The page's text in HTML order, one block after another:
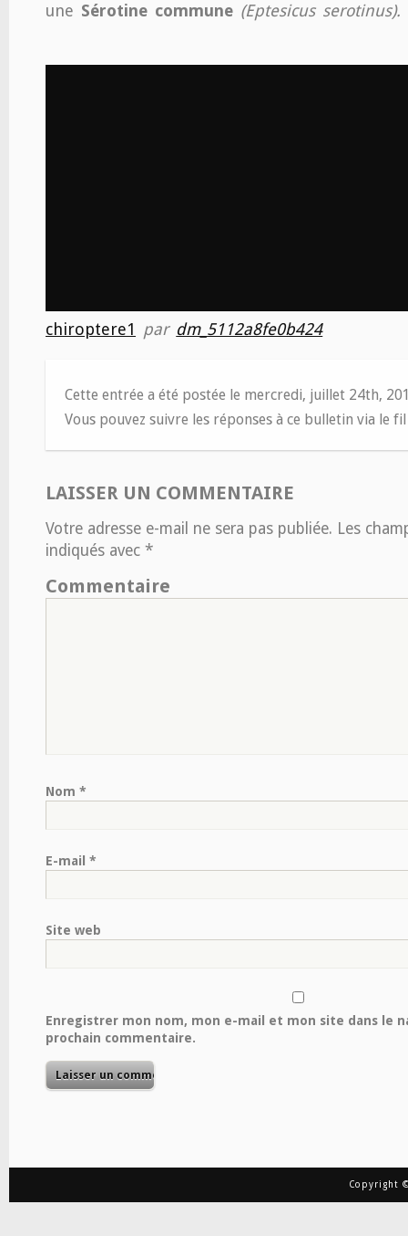
une Sérotine commune (Eptesicus serotinus).
chiroptere1 par dm_5112a8fe0b424
Cette entrée a été postée le mercredi, juillet 24th,
Vous pouvez suivre les réponses à ce bulletin via le
LAISSER UN COMMENTAIRE
Votre adresse e-mail ne sera pas publiée. Les
indiqués avec *
Commentaire
Nom *
E-mail *
Site web
Enregistrer mon nom, mon e-mail et mon site dans le
prochain commentaire.
Copyright